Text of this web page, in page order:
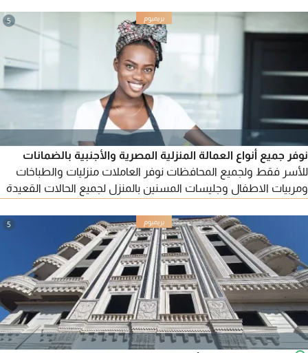
5
نوفر جميع أنواع العمالة المنزلية المصرية والأجنبية بالضمانات
للأسر فقط ولجميع المحافظات نوفر العاملات منزليات والطباخات
ومربيات الاطفال وجليسات المسنين بالمنزل لجميع الحالات القعيدة
والأثيوبيات والغينيات والافريقيات والأسيويات والفليبينيات
والأندونيسيات
5